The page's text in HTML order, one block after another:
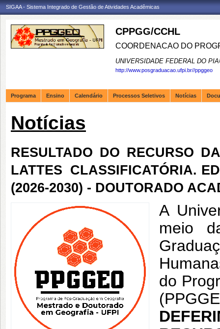
SIGAA - Sistema Integrado de Gestão de Atividades Acadêmicas
CPPGG/CCHL
COORDENACAO DO
UNIVERSIDADE FEDERAL DO
http://www.posgraduacao.ufpi.br//ppggeo
Programa Ensino Calendário Processos Seletivos Notícias
Notícias
RESULTADO DO RECURSO
LATTES  CLASSIFICATÓRIA.
(2026-2030) - DOUTORADO
A
meio
do